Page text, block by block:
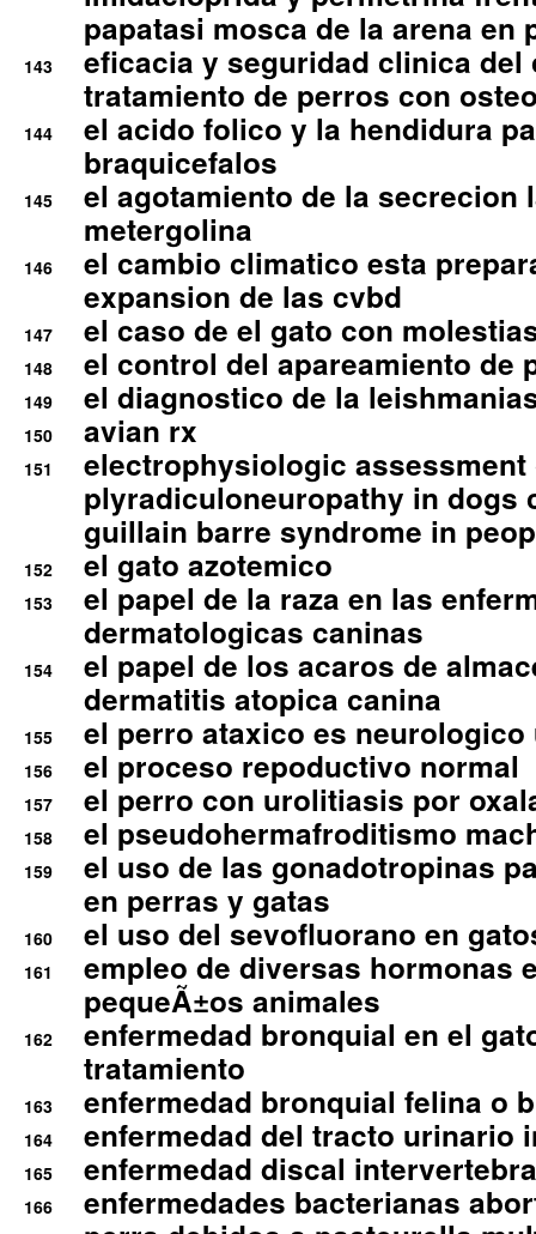
papatasi mosca de la arena en
143
eficacia y seguridad clinica del
tratamiento de perros con
144
el acido folico y la hendidura
braquicefalos
145
el agotamiento de la secrecion
metergolina
146
el cambio climatico esta
expansion de las cvbd
147 el caso de el gato con
148 el control del apareamiento de
149 el diagnostico de la
150 avian rx
151
electrophysiologic assessment
plyradiculoneuropathy in dogs
guillain barre syndrome in
152 el gato azotemico
153
el papel de la raza en las
dermatologicas caninas
154
el papel de los acaros de
dermatitis atopica canina
155 el perro ataxico es
156 el proceso repoductivo normal
157 el perro con urolitiasis por
158 el pseudohermafroditismo
159
el uso de las gonadotropinas
en perras y gatas
160 el uso del sevofluorano en
161
empleo de diversas hormonas
pequeÃ±os animales
162
enfermedad bronquial en el
tratamiento
163 enfermedad bronquial felina o
164 enfermedad del tracto urinario
165 enfermedad discal
166
enfermedades bacterianas